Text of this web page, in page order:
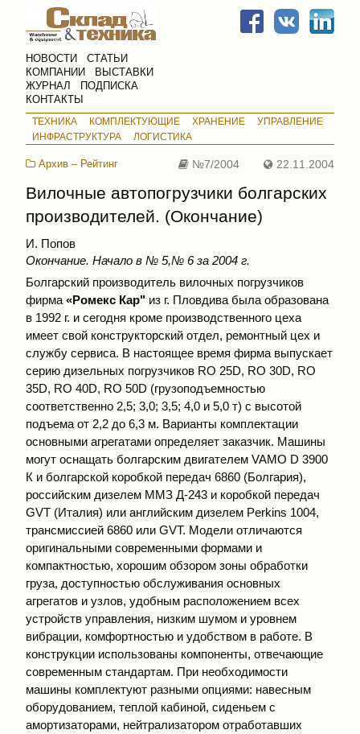
НОВОСТИ
СТАТЬИ
КОМПАНИИ
ВЫСТАВКИ
ЖУРНАЛ
ПОДПИСКА
КОНТАКТЫ
ТЕХНИКА КОМПЛЕКТУЮЩИЕ ХРАНЕНИЕ
УПРАВЛЕНИЕ
ИНФРАСТРУКТУРА
ЛОГИСТИКА
Архив – Рейтинг №7/2004 22.11.2004
Вилочные автопогрузчики болгарских
производителей. (Окончание)
И. Попов
Окончание. Начало в № 5,№ 6за 2004 г.
Болгарский производитель вилочных погрузчиков
фирма «Ромекс Кар" из г. Пловдива была образована
в 1992 г. и сегодня кроме производственного цеха
имеет свой конструкторский отдел, ремонтный цех и
службу сервиса. В настоящее время фирма выпускает
серию дизельных погрузчиков RO 25D, RO 30D, RO
35D, RO 40D, RO 50D (грузоподъемностью
соответственно 2,5; 3,0; 3,5; 4,0 и 5,0 т) с высотой
подъема от 2,2 до 6,3 м. Варианты комплектации
основными агрегатами определяет заказчик. Машины
могут оснащать болгарским двигателем VAMO D 3900
К и болгарской коробкой передач 6860 (Болгария),
российским дизелем ММЗ Д-243 и коробкой передач
GVT (Италия) или английским дизелем Perkins 1004,
трансмиссией 6860 или GVT. Модели отличаются
оригинальными современными формами и
компактностью, хорошим обзором зоны обработки
груза, доступностью обслуживания основных
агрегатов и узлов, удобным расположением всех
устройств управления, низким шумом и уровнем
вибрации, комфортностью и удобством в работе. В
конструкции использованы компоненты, отвечающие
современным стандартам. При необходимости
машины комплектуют разными опциями: навесным
оборудованием, теплой кабиной, сиденьем с
амортизаторами, нейтрализатором отработавших